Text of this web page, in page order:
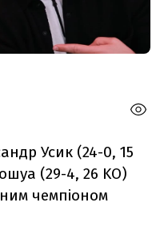
Усик (24-0, 15
(29-4, 26 KO)
чемпіоном